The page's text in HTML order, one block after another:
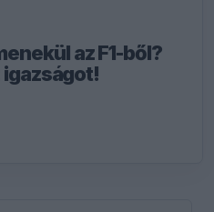
az F1-ből?